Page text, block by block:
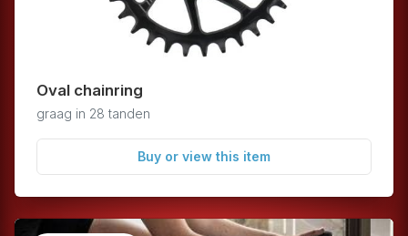
Oval chainring
graag in 28 tanden
Buy or view this item